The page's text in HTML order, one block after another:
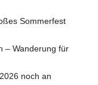
Sommerfest
– Wanderung für
noch an